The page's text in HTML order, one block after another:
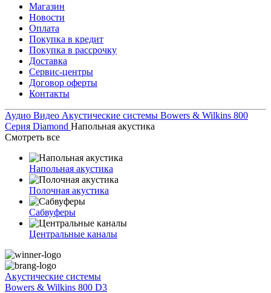
Магазин
Новости
Оплата
Покупка в кредит
Покупка в рассрочку
Доставка
Сервис-центры
Договор оферты
Контакты
Аудио Видео Акустические системы Bowers & Wilkins 800
Серия Diamond Напольная акустика
Смотреть все
Напольная акустика
Полочная акустика
Сабвуферы
Центральные каналы
Акустические системы
Bowers & Wilkins 800 D3